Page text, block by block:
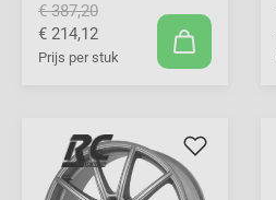
€ 387,20
€ 214,12
Prijs per stuk